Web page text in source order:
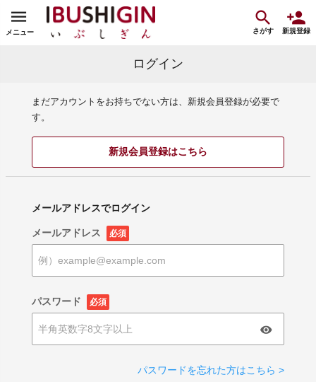
メニュー さがす 新規登録
ログイン
まだアカウントをお持ちでない方は、新規会員登録が必要で
す。
新規会員登録はこちら
メールアドレスでログイン
メールアドレス 必須
パスワード 必須
パスワードを忘れた方はこちら >